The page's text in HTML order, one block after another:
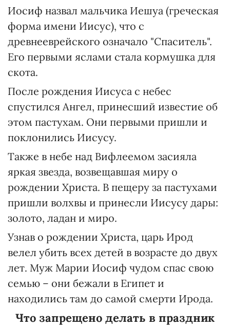
Иосиф назвал мальчика Иешуа (греческая
форма имени Иисус), что с
древнееврейского означало "Спаситель".
Его первыми яслами стала кормушка для
скота.
После рождения Иисуса с небес
спустился Ангел, принесший известие об
этом пастухам. Они первыми пришли и
поклонились Иисусу.
Также в небе над Вифлеемом засияла
яркая звезда, возвещавшая миру о
рождении Христа. В пещеру за пастухами
пришли волхвы и принесли Иисусу дары:
золото, ладан и миро.
Узнав о рождении Христа, царь Ирод
велел убить всех детей в возрасте до двух
лет. Муж Марии Иосиф чудом спас свою
семью – они бежали в Египет и
находились там до самой смерти Ирода.
Что запрещено делать в праздник